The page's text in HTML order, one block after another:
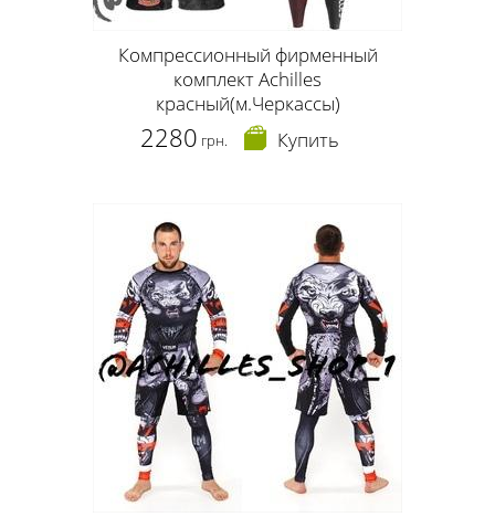
Компрессионный фирменный
комплект Achilles
красный(м.Черкассы)
2280 грн. Купить